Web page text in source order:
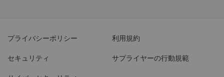
プライバシーポリシー 利用規約
セキュリティ サプライヤーの行動規範